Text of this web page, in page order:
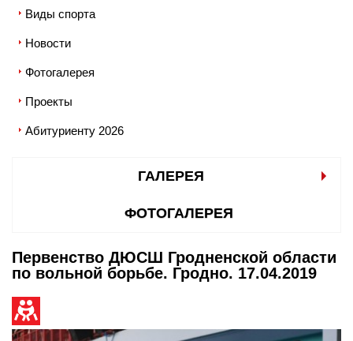
Виды спорта
Новости
Фотогалерея
Проекты
Абитуриенту 2026
ГАЛЕРЕЯ
ФОТОГАЛЕРЕЯ
Первенство ДЮСШ Гродненской области
по вольной борьбе. Гродно. 17.04.2019